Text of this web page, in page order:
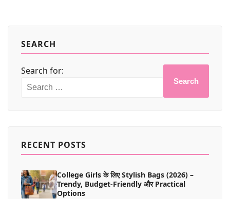
SEARCH
Search for:
Search
RECENT POSTS
College Girls के लिए Stylish Bags (2026) –
Trendy, Budget-Friendly और Practical
Options